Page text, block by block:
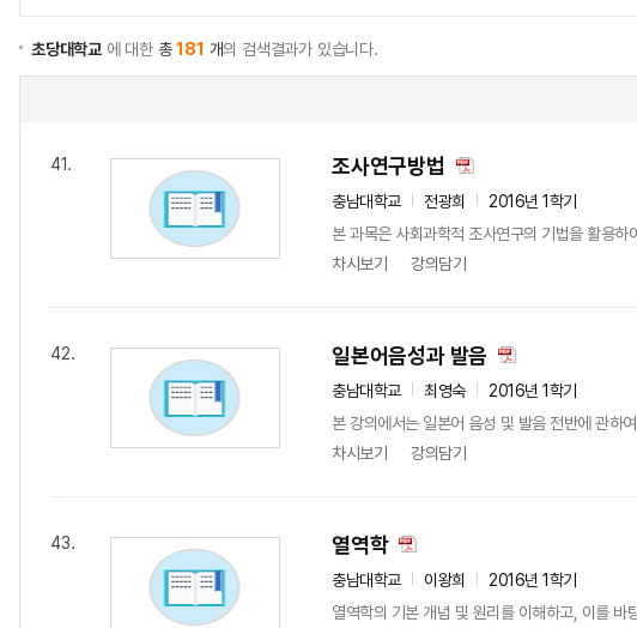
초당대학교 에 대한 총181 개의 검색결과가 있습니다.
41. 조사연구방법
충남대학교 전광희
2016년 1학기
본 과목은 사회과학적 조사연구의 기법을 활용
차시보기
강의담기
42. 일본어음성과 발음
충남대학교 최영숙
2016년 1학기
본 강의에서는 일본어 음성 및 발음 전반에 관하
차시보기
강의담기
43. 열역학
충남대학교 이왕희
2016년 1학기
열역학의 기본 개념 및 원리를 이해하고, 이를